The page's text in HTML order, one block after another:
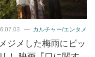
カルチャー/エンタメ
ジメした梅雨にピッ